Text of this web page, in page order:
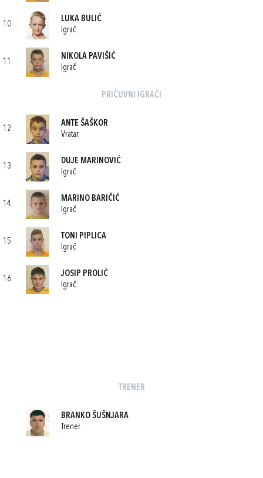
10
LUKA BULIĆ
Igrač
11
NIKOLA PAVIŠIĆ
Igrač
PRIČUVNI IGRAČI
12
ANTE ŠAŠKOR
Vratar
13
DUJE MARINOVIĆ
Igrač
14
MARINO BARIČIĆ
Igrač
15
TONI PIPLICA
Igrač
16
JOSIP PROLIĆ
Igrač
TRENER
BRANKO ŠUŠNJARA
Trener